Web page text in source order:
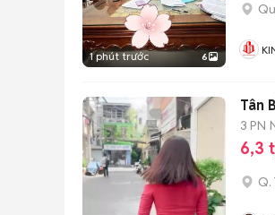
1 phút trước 6
3 PN
6,3
Q.